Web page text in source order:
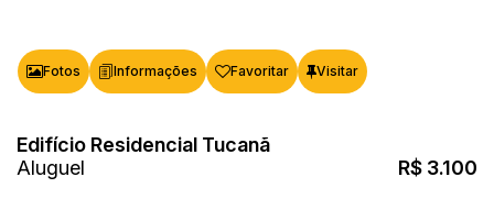
Fotos Favoritar
Edifício Residencial Tucanã
R$ 3.100